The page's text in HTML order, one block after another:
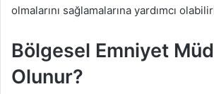
olmalarını sağlamalarına yardımcı
Bölgesel Emniyet
Olunur?